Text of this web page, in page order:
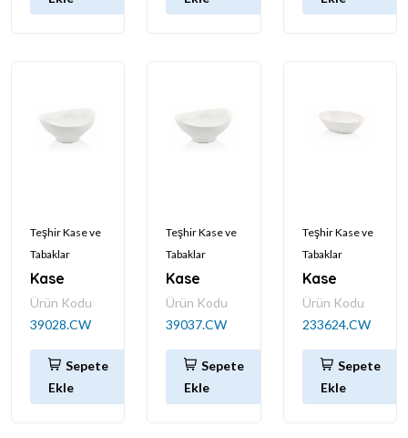
Teşhir Kase ve
Tabaklar
Kase
Ürün Kodu
39028.CW
Sepete
Ekle
Teşhir Kase ve
Tabaklar
Kase
Ürün Kodu
39037.CW
Sepete
Ekle
Teşhir Kase ve
Tabaklar
Kase
Ürün Kodu
233624.CW
Sepete
Ekle